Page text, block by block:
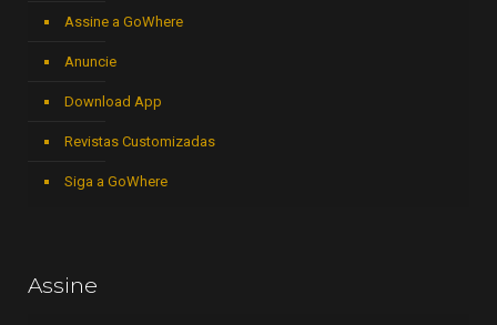
Assine a GoWhere
Anuncie
Download App
Revistas Customizadas
Siga a GoWhere
Assine